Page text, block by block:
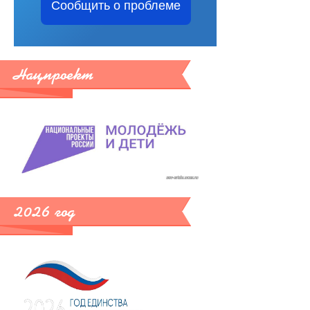
Сообщить о проблеме
Нацпроект
2026 год